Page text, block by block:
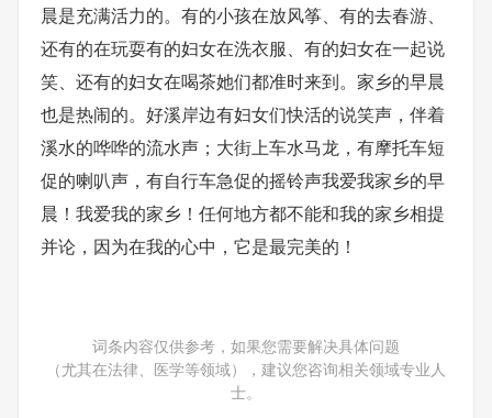
晨是充满活力的。有的小孩在放风筝、有的去春游、
还有的在玩耍有的妇女在洗衣服、有的妇女在一起说
笑、还有的妇女在喝茶她们都准时来到。家乡的早晨
也是热闹的。好溪岸边有妇女们快活的说笑声，伴着
溪水的哗哗的流水声；大街上车水马龙，有摩托车短
促的喇叭声，有自行车急促的摇铃声我爱我家乡的早
晨！我爱我的家乡！任何地方都不能和我的家乡相提
并论，因为在我的心中，它是最完美的！
词条内容仅供参考，如果您需要解决具体问题
（尤其在法律、医学等领域），建议您咨询相关领域专业人
士。